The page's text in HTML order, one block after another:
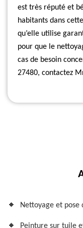
est très réputé et
habitants dans
qu’elle utilise
pour que le
cas de besoin
27480, contactez
Nettoyage et
Peinture sur tuile